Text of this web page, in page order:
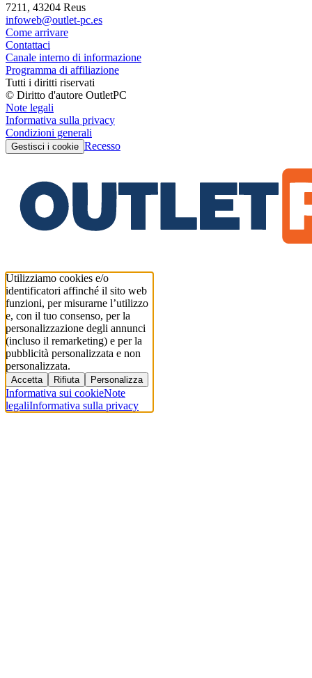
7211, 43204 Reus
infoweb@outlet-pc.es
Come arrivare
Contattaci
Canale interno di informazione
Programma di affiliazione
Tutti i diritti riservati
© Diritto d'autore OutletPC
Note legali
Informativa sulla privacy
Condizioni generali
Gestisci i cookie Recesso
Utilizziamo cookies e/o
identificatori affinché il sito web
funzioni, per misurarne l’utilizzo
e, con il tuo consenso, per la
personalizzazione degli annunci
(incluso il remarketing) e per la
pubblicità personalizzata e non
personalizzata.
Accetta Rifiuta Personalizza
Informativa sui cookieNote
legaliInformativa sulla privacy